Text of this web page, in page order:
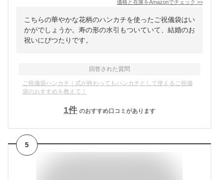
価格と在庫をAmazonでチェック >>
こちらの華やかな花柄のハンカチを使ったご祝儀袋はい
かがでしょうか。寿の形の水引もついていて、結婚のお
祝いにぴつたりです。
回答された質問
ご祝儀袋ハンカチ｜式が終わってもハンカチとして使えるご祝儀
袋のおすすめを教えて！
1件 のおすすめ口コミがあります
5